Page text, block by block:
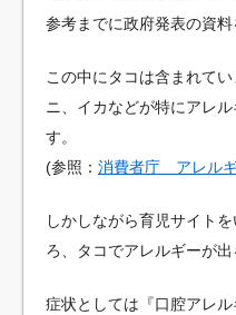
参考までに政府発表の資料
この中にタコは含まれて
ニ、イカなどが特にアレ
す。
(参照： 消費者庁 アレル
しかしながら育児サイト
ろ、タコでアレルギーが出
症状としては『口腔アレ